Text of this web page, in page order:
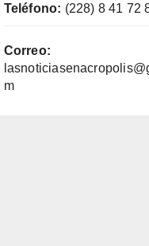
Teléfono: (228) 8 41 72
Correo:
m